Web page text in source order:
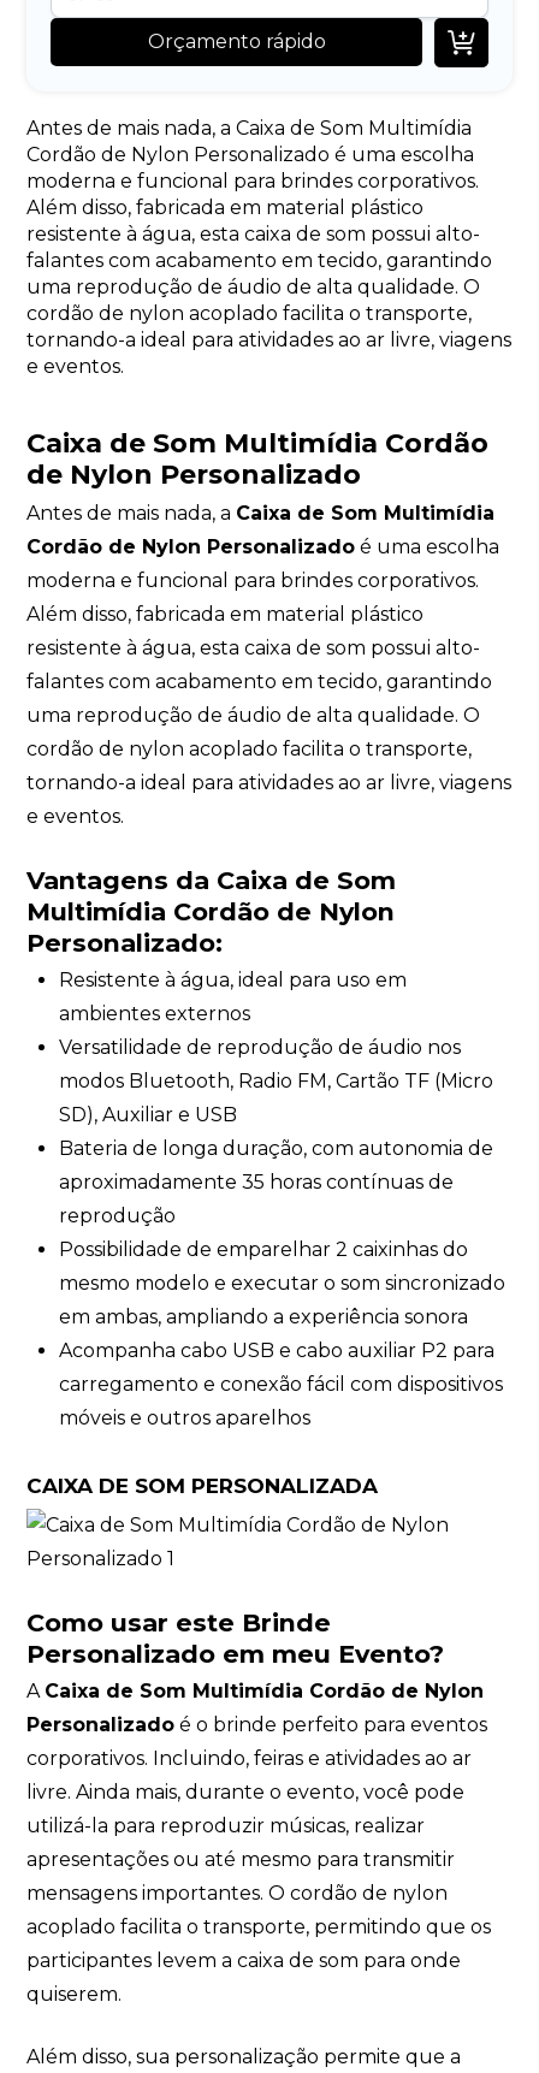
Orçamento rápido 
Antes de mais nada, a Caixa de Som Multimídia
Cordão de Nylon Personalizado é uma escolha
moderna e funcional para brindes corporativos.
Além disso, fabricada em material plástico
resistente à água, esta caixa de som possui alto-
falantes com acabamento em tecido, garantindo
uma reprodução de áudio de alta qualidade. O
cordão de nylon acoplado facilita o transporte,
tornando-a ideal para atividades ao ar livre, viagens
e eventos.
Caixa de Som Multimídia Cordão
de Nylon Personalizado
Antes de mais nada, a Caixa de Som Multimídia
Cordão de Nylon Personalizado é uma escolha
moderna e funcional para brindes corporativos.
Além disso, fabricada em material plástico
resistente à água, esta caixa de som possui alto-
falantes com acabamento em tecido, garantindo
uma reprodução de áudio de alta qualidade. O
cordão de nylon acoplado facilita o transporte,
tornando-a ideal para atividades ao ar livre, viagens
e eventos.
Vantagens da Caixa de Som
Multimídia Cordão de Nylon
Personalizado:
Resistente à água, ideal para uso em
ambientes externos
Versatilidade de reprodução de áudio nos
modos Bluetooth, Radio FM, Cartão TF (Micro
SD), Auxiliar e USB
Bateria de longa duração, com autonomia de
aproximadamente 35 horas contínuas de
reprodução
Possibilidade de emparelhar 2 caixinhas do
mesmo modelo e executar o som sincronizado
em ambas, ampliando a experiência sonora
Acompanha cabo USB e cabo auxiliar P2 para
carregamento e conexão fácil com dispositivos
móveis e outros aparelhos
CAIXA DE SOM PERSONALIZADA
Como usar este Brinde
Personalizado em meu Evento?
A Caixa de Som Multimídia Cordão de Nylon
Personalizado é o brinde perfeito para eventos
corporativos. Incluindo, feiras e atividades ao ar
livre. Ainda mais, durante o evento, você pode
utilizá-la para reproduzir músicas, realizar
apresentações ou até mesmo para transmitir
mensagens importantes. O cordão de nylon
acoplado facilita o transporte, permitindo que os
participantes levem a caixa de som para onde
quiserem.
Além disso, sua personalização permite que a